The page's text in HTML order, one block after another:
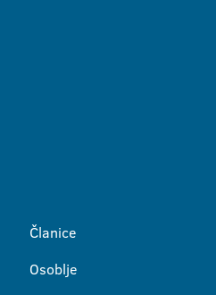
Članice
Osoblje